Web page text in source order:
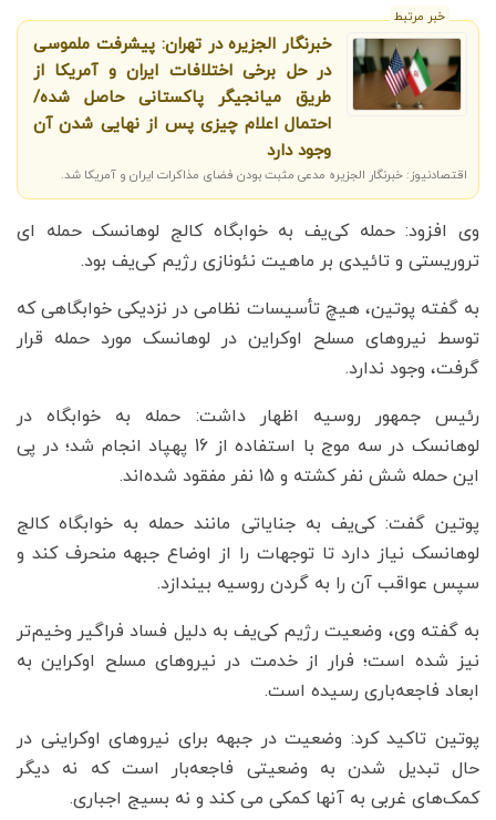
خبر مرتبط
خبرنگار الجزیره در تهران: پیشرفت ملموسی
در حل برخی اختلافات ایران و آمریکا از
طریق میانجیگر پاکستانی حاصل شده/
احتمال اعلام چیزی پس از نهایی شدن آن
وجود دارد
اقتصادنیوز: خبرنگار الجزیره مدعی مثبت بودن فضای مذاکرات ایران و آمریکا شد.
وی افزود: حمله کی‎‌یف به خوابگاه کالج لوهانسک حمله ای
تروریستی و تائیدی بر ماهیت نئونازی رژیم کی‌یف بود.
به گفته پوتین، هیچ تأسیسات نظامی در نزدیکی خوابگاهی که
توسط نیروهای مسلح اوکراین در لوهانسک مورد حمله قرار
گرفت، وجود ندارد.
رئیس جمهور روسیه اظهار داشت: حمله به خوابگاه در
لوهانسک در سه موج با استفاده از 16 پهپاد انجام شد؛ در پی
این حمله شش نفر کشته و 15 نفر مفقود شده‌اند.
پوتین گفت: کی‌یف به جنایاتی مانند حمله به خوابگاه کالج
لوهانسک نیاز دارد تا توجهات را از اوضاع جبهه منحرف کند و
سپس عواقب آن را به گردن روسیه بیندازد.
به گفته وی، وضعیت رژیم کی‌یف به دلیل فساد فراگیر وخیم‌تر
نیز شده است؛ فرار از خدمت در نیروهای مسلح اوکراین به
ابعاد فاجعه‌باری رسیده است.
پوتین تاکید کرد: وضعیت در جبهه برای نیروهای اوکراینی در
حال تبدیل شدن به وضعیتی فاجعه‌بار است که نه دیگر
کمک‌های غربی به آنها کمکی می کند و نه بسیج اجباری.